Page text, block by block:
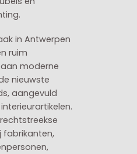
in Antwerpen
ruim
moderne
nieuwste
aangevuld
fabrikanten,